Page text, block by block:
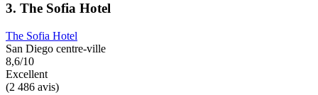
3. The Sofia Hotel
The Sofia Hotel
San Diego centre-ville
8,6/10
Excellent
(2 486 avis)